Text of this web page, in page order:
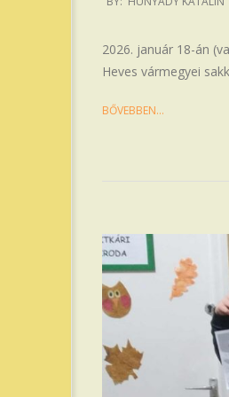
2026. január 18-án
Heves vármegyei
BŐVEBBEN…